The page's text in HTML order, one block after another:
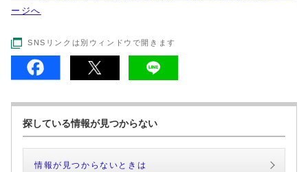
ージへ
SNSリンクは別ウィンドウで開きます
探している情報が見つからない
情報が見つからないときは